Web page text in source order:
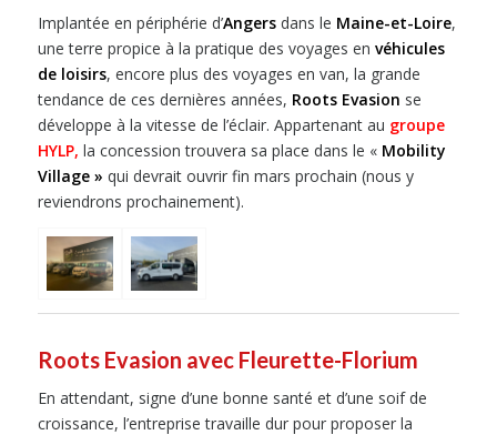
Implantée en périphérie d’Angersdans le Maine-et-Loire,
une terre propice à la pratique des voyages en véhicules
de loisirs, encore plus des voyages en van, la grande
tendance de ces dernières années, Roots Evasion se
développe à la vitesse de l’éclair. Appartenant au groupe
HYLP, la concession trouvera sa place dans le «Mobility
Village » qui devrait ouvrir fin mars prochain (nous y
reviendrons prochainement).
Roots Evasion avec Fleurette-Florium
En attendant, signe d’une bonne santé et d’une soif de
croissance, l’entreprise travaille dur pour proposer la